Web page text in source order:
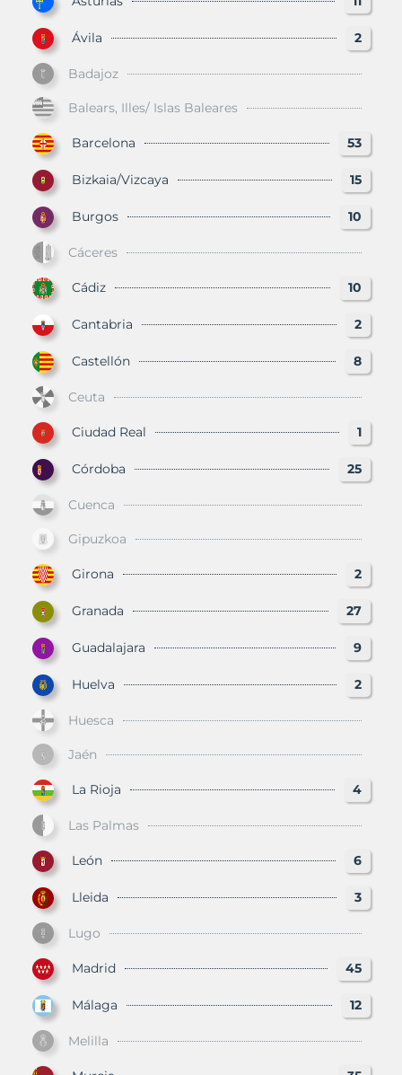
Ávila 2
Badajoz
Balears, Illes/ Islas Baleares
Barcelona 53
Bizkaia/Vizcaya 15
Burgos 10
Cáceres
Cádiz 10
Cantabria 2
Castellón 8
Ceuta
Ciudad Real 1
Córdoba 25
Cuenca
Gipuzkoa
Girona 2
Granada 27
Guadalajara 9
Huelva 2
Huesca
Jaén
La Rioja 4
Las Palmas
León 6
Lleida 3
Lugo
Madrid 45
Málaga 12
Melilla